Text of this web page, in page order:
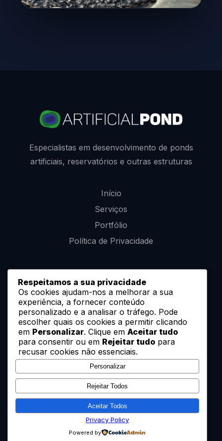
Especialistas em desenvolvimento de ponds
artificiais, reservatórios e outras estruturas
Início
Serviços
Portfólio
Política de Privacidade
Artificial Pond, Lda.
Rua da Naia, 640
3700-635 Cesar
+351 915 891 551
geral@artificialpond.pt
© 2026 Artificial Pond. Todos os direitos reservados.
Desenhado por Sweetmind
Respeitamos a sua privacidade
Os cookies ajudam-nos a melhorar a sua
experiência, a fornecer conteúdo
personalizado e a analisar o tráfego. Pode
escolher quais os cookies a permitir clicando
em Personalizar. Clique em Aceitar tudo
para consentir ou em Rejeitar tudo para
recusar cookies não essenciais.
Personalizar
Rejeitar Todos
Aceitar Todos
Privacy Policy
Powered by